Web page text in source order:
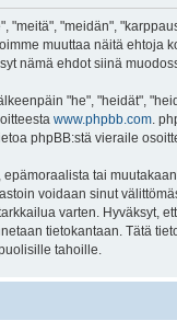
"meitä", "meidän",
muuttaa näitä
nämä ehdot siinä
"he", "heidät",
www.phpbb.com.
phpBB:stä vieraile
tai
voidaan sinut
varten. Hyväksyt,
tietokantaan. Tätä
tahoille.